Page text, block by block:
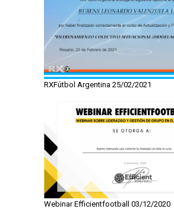
RXFútbol Argentina 25/02/2021
Webinar Efficientfootball 03/12/2020